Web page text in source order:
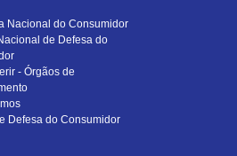
Nacional do Consumidor
de Defesa do
- Órgãos de
Defesa do Consumidor